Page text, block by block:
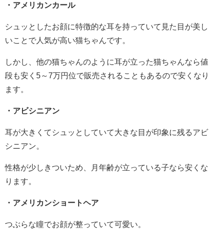
・アメリカンカール
シュッとしたお顔に特徴的な耳を持っていて見た目が美し
いことで人気が高い猫ちゃんです。
しかし、他の猫ちゃんのように耳が立った猫ちゃんなら値
段も安く5～7万円位で販売されることもあるので安くなり
ます。
・アビシニアン
耳が大きくてシュッとしていて大きな目が印象に残るアビ
シニアン。
性格が少しきついため、月年齢が立っている子なら安くな
ります。
・アメリカンショートヘア
つぶらな瞳でお顔が整っていて可愛い。